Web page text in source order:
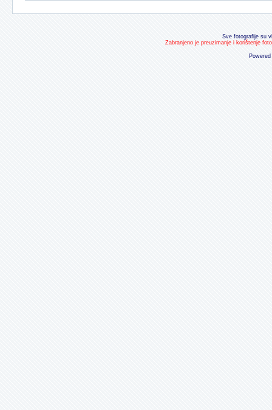
Sve fotografije su
Zabranjeno je preuzimanje i korištenje